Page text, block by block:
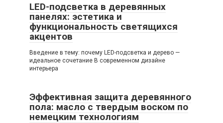
LED-подсветка в деревянных
панелях: эстетика и
функциональность светящихся
акцентов
Введение в тему: почему LED-подсветка и дерево —
идеальное сочетание В современном дизайне
интерьера
Эффективная защита деревянного
пола: масло с твердым воском по
немецким технологиям